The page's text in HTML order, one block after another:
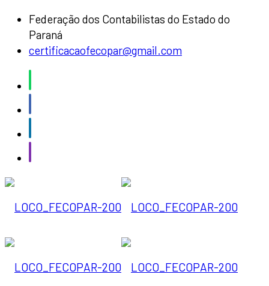
Federação dos Contabilistas do Estado do
Paraná
certificacaofecopar@gmail.com